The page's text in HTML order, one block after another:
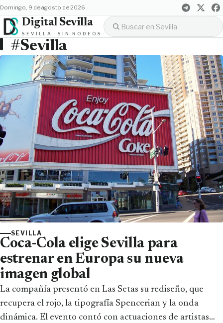
domingo, 9 de agosto de 2026
Digital Sevilla
SEVILLA, SIN RODEOS
#Sevilla
SEVILLA
Coca-Cola elige Sevilla para
estrenar en Europa su nueva
imagen global
La compañía presentó en Las Setas su rediseño, que
recupera el rojo, la tipografía Spencerian y la onda
dinámica. El evento contó con actuaciones de artistas